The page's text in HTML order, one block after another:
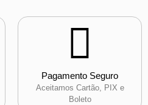
Pagamento Seguro
Aceitamos Cartão, PIX e
Boleto